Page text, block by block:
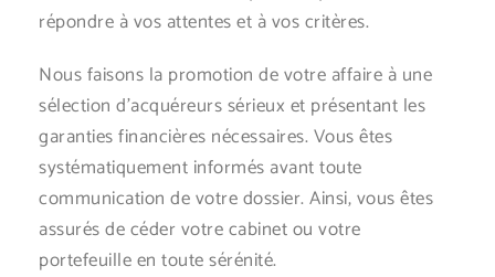
répondre à vos attentes et à vos critères.
Nous faisons la promotion de votre affaire à une
sélection d’acquéreurs sérieux et présentant les
garanties financières nécessaires. Vous êtes
systématiquement informés avant toute
communication de votre dossier. Ainsi, vous êtes
assurés de céder votre cabinet ou votre
portefeuille en toute sérénité.